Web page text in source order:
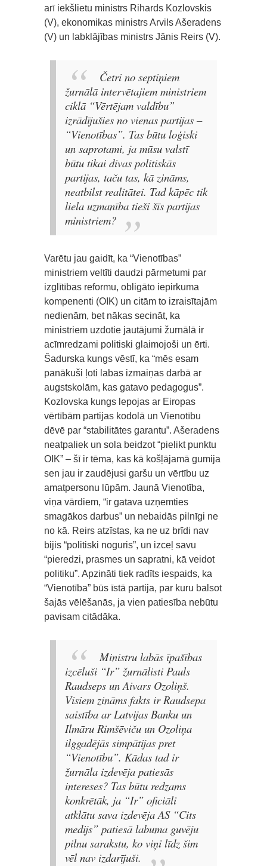
arī iekšlietu ministrs Rihards Kozlovskis
(V), ekonomikas ministrs Arvils Ašeradens
(V) un labklājības ministrs Jānis Reirs (V).
Četri no septiņiem
žurnālā intervētajiem ministriem
ciklā “Vērtējam valdību”
izrādījušies no vienas partijas –
“Vienotības”. Tas būtu loģiski
un saprotami, ja mūsu valstī
būtu tikai divas politiskās
partijas, taču tas, kā zināms,
neatbilst realitātei. Tad kāpēc tik
liela uzmanība tieši šīs partijas
ministriem?
Varētu jau gaidīt, ka “Vienotības”
ministriem veltīti daudzi pārmetumi par
izglītības reformu, obligāto iepirkuma
kompenenti (OIK) un citām to izraisītajām
nedienām, bet nākas secināt, ka
ministriem uzdotie jautājumi žurnālā ir
acīmredzami politiski glaimojoši un ērti.
Šadurska kungs vēstī, ka “mēs esam
panākuši ļoti labas izmaiņas darbā ar
augstskolām, kas gatavo pedagogus”.
Kozlovska kungs lepojas ar Eiropas
vērtībām partijas kodolā un Vienotību
dēvē par “stabilitātes garantu”. Ašeradens
neatpaliek un sola beidzot “pielikt punktu
OIK” – šī ir tēma, kas kā košļājamā gumija
sen jau ir zaudējusi garšu un vērtību uz
amatpersonu lūpām. Jaunā Vienotība,
viņa vārdiem, “ir gatava uzņemties
smagākos darbus” un nebaidās pilnīgi ne
no kā. Reirs atzīstas, ka ne uz brīdi nav
bijis “politiski noguris”, un izceļ savu
“pieredzi, prasmes un sapratni, kā veidot
politiku”. Apzināti tiek radīts iespaids, ka
“Vienotība” būs īstā partija, par kuru balsot
šajās vēlēšanās, ja vien patiesība nebūtu
pavisam citādāka.
Ministru labās īpašības
izcēluši “Ir” žurnālisti Pauls
Raudseps un Aivars Ozoliņš.
Visiem zināms fakts ir Raudsepa
saistība ar Latvijas Banku un
Ilmāru Rimšēviču un Ozoliņa
ilggadējās simpātijas pret
“Vienotību”. Kādas tad ir
žurnāla izdevēja patiesās
intereses? Tas būtu redzams
konkrētāk, ja “Ir” oficiāli
atklātu sava izdevēja AS “Cits
medijs” patiesā labuma guvēju
pilnu sarakstu, ko viņi līdz šim
vēl nav izdarījuši.